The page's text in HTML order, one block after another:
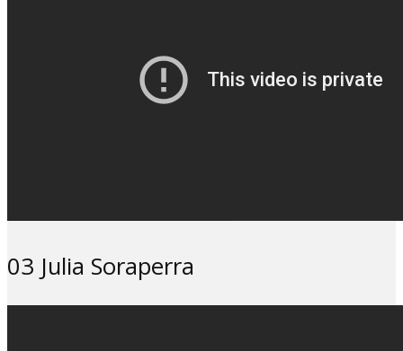
03 Julia Soraperra